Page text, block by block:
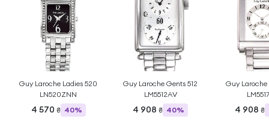
Guy Laroche Ladies 520
LN520ZNN
4 570 ₴ 40%
Guy Laroche Gents 512
LM5512AV
4 908 ₴ 40%
Guy Laroche
4 908 ₴